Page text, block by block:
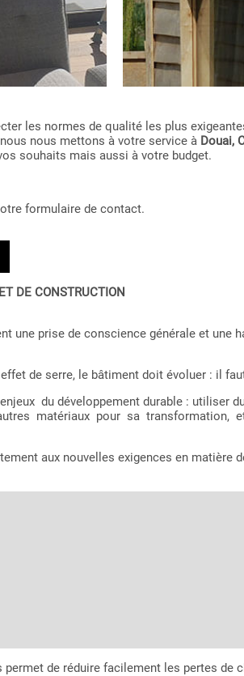
les normes de qualité les plus
nous mettons à votre service à Douai,
souhaits mais aussi à votre budget.
formulaire de contact.
DE CONSTRUCTION
une prise de conscience générale et une
de serre, le bâtiment doit évoluer : il
du développement durable : utiliser
matériaux pour sa transformation,
aux nouvelles exigences en matière
de réduire facilement les pertes de